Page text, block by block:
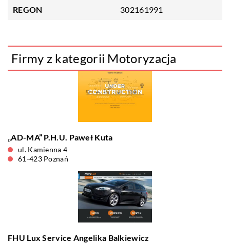
REGON 302161991
Firmy z kategorii Motoryzacja
„AD-MA” P.H.U. Paweł Kuta
ul. Kamienna 4
61-423 Poznań
FHU Lux Service Angelika Balkiewicz